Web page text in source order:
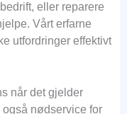
eller reparere
Vårt erfarne
utfordringer effektivt
når det gjelder
nødservice for